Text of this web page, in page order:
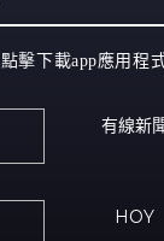
點擊下載app應用程
有線新
HOY